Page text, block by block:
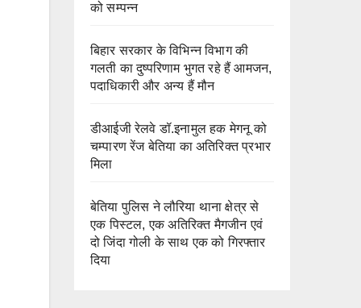
को सम्पन्न
बिहार सरकार के विभिन्न विभाग की
गलती का दुष्परिणाम भुगत रहे हैं आमजन,
पदाधिकारी और अन्य हैं मौन
डीआईजी रेलवे डॉ.इनामुल हक मेगनू को
चम्पारण रेंज बेतिया का अतिरिक्त प्रभार
मिला
बेतिया पुलिस ने लौरिया थाना क्षेत्र से
एक पिस्टल, एक अतिरिक्त मैगजीन एवं
दो जिंदा गोली के साथ एक को गिरफ्तार
दिया